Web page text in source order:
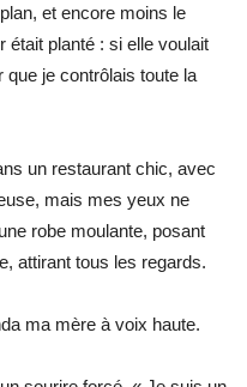
et encore moins le
était planté : si elle voulait
que je contrôlais toute la
un restaurant chic, avec
mais mes yeux ne
robe moulante, posant
attirant tous les regards.
ma mère à voix haute.